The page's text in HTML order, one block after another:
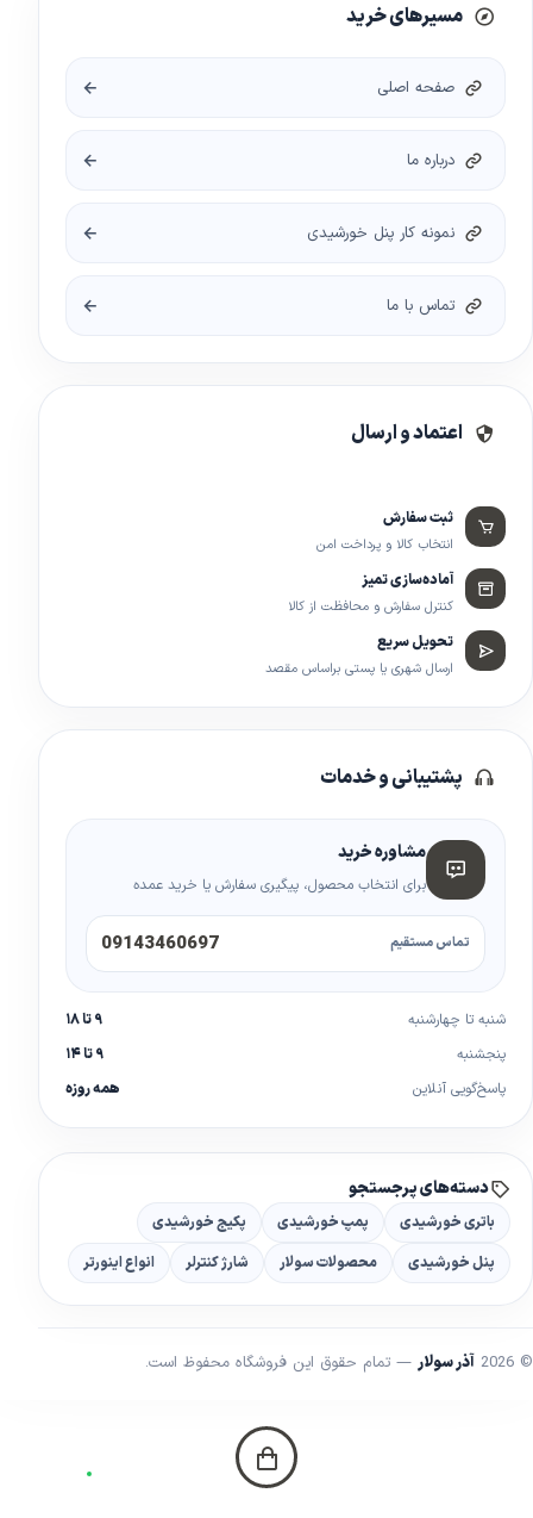
مسیرهای خرید
صفحه اصلی
درباره ما
نمونه کار پنل خورشیدی
تماس با ما
اعتماد و ارسال
ثبت سفارش
انتخاب کالا و پرداخت امن
آماده‌سازی تمیز
کنترل سفارش و محافظت از کالا
تحویل سریع
ارسال شهری یا پستی براساس مقصد
پشتیبانی و خدمات
مشاوره خرید
برای انتخاب محصول، پیگیری سفارش یا خرید عمده
تماس مستقیم 09143460697
شنبه تا چهارشنبه
۹ تا ۱۸
پنجشنبه
۹ تا ۱۴
پاسخ‌گویی آنلاین
همه روزه
دسته‌های پرجستجو
باتری خورشیدی پمپ خورشیدی
پکیج خورشیدی
پنل خورشیدی
محصولات سولار شارژ کنترلر انواع اینورتر
© 2026 آذر سولار — تمام حقوق این فروشگاه محفوظ است.